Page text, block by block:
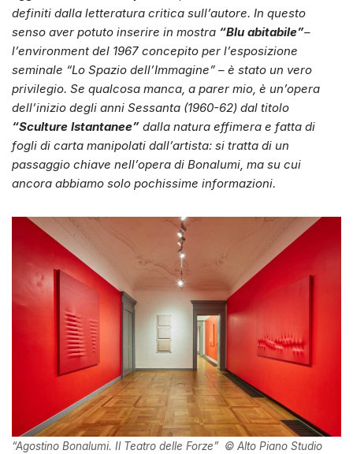
definiti dalla letteratura critica sull’autore. In questo
senso aver potuto inserire in mostra “Blu abitabile”–
l’environment del 1967 concepito per l’esposizione
seminale “Lo Spazio dell’Immagine” – è stato un vero
privilegio. Se qualcosa manca, a parer mio, è un’opera
dell’inizio degli anni Sessanta (1960-62) dal titolo
“Sculture Istantanee” dalla natura effimera e fatta di
fogli di carta manipolati dall’artista: si tratta di un
passaggio chiave nell’opera di Bonalumi, ma su cui
ancora abbiamo solo pochissime informazioni.
“Agostino Bonalumi. Il Teatro delle Forze” © Alto Piano Studio